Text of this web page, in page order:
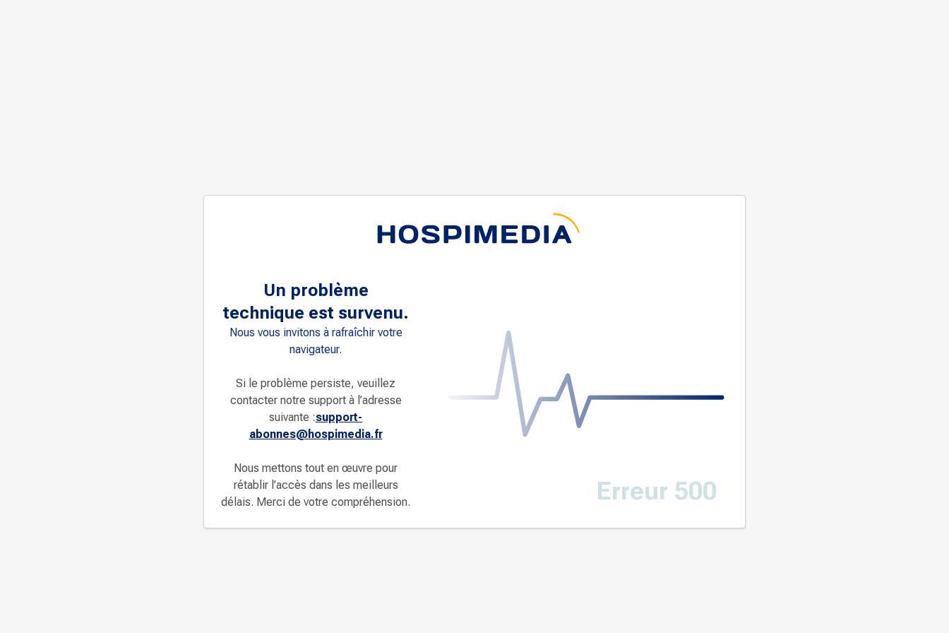
Un problème
technique est survenu.
Nous vous invitons à rafraîchir votre
navigateur.
Si le problème persiste, veuillez
contacter notre support à l’adresse
suivante :support-
abonnes@hospimedia.fr
Nous mettons tout en œuvre pour
rétablir l’accès dans les meilleurs
délais. Merci de votre compréhension.
Erreur 500